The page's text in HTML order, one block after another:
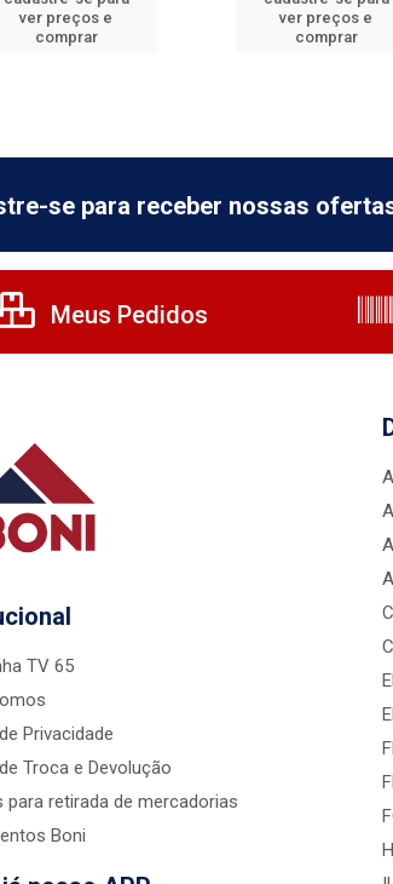
ver preços e
comprar
ver preços e
comprar
se para receber nossas
Meus Pedidos
TV 65
Privacidade
Troca e Devolução
para retirada de mercadorias
Boni